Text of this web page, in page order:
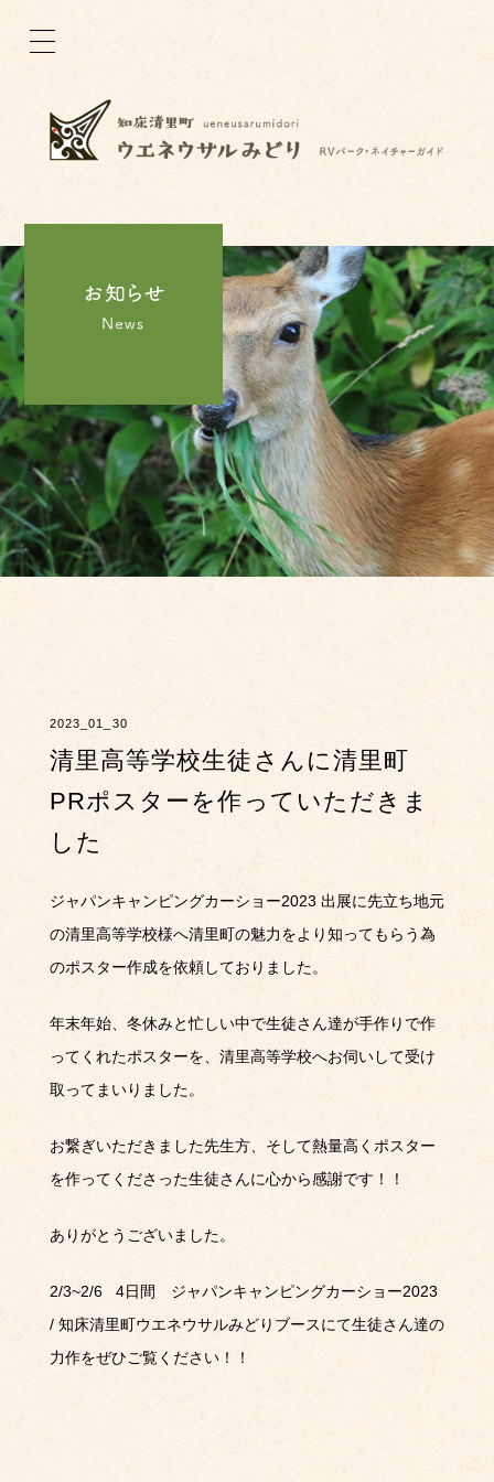
2023_01_30
清里高等学校生徒さんに清里町
PRポスターを作っていただきま
した
ジャパンキャンピングカーショー2023 出展に先立ち地元
の清里高等学校様へ清里町の魅力をより知ってもらう為
のポスター作成を依頼しておりました。
年末年始、冬休みと忙しい中で生徒さん達が手作りで作
ってくれたポスターを、清里高等学校へお伺いして受け
取ってまいりました。
お繋ぎいただきました先生方、そして熱量高くポスター
を作ってくださった生徒さんに心から感謝です！！
ありがとうございました。
2/3~2/6 4日間 ジャパンキャンピングカーショー2023
/ 知床清里町ウエネウサルみどりブースにて生徒さん達の
力作をぜひご覧ください！！